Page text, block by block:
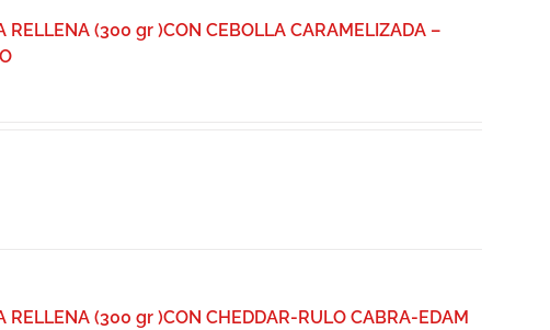
RELLENA (300 gr )CON CEBOLLA CARAMELIZADA –
RELLENA (300 gr )CON CHEDDAR-RULO CABRA-EDAM